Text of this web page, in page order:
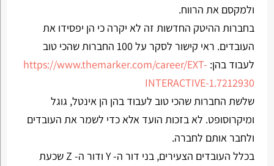
ולמקסם את הרווח.
בחברות ההיטק החדשות זה לא יקרה כי הן יפסידו את
העובדים. ראי קישור לסקר על 100 החברות שהכי טוב
לעבוד בהן: https://www.themarker.com/career/EXT-
INTERACTIVE-1.7212930
שלשת החברות שהכי טוב לעבוד בהן הן אינטל, גוגל
ומיקרוסופט. לא בזכות הועד אלא כדי לשמר את העובדים
ולחבר אותם לחברה.
בכלל העובדים הצעירים, בני דור ה- Y ודור ה- Z שכעת